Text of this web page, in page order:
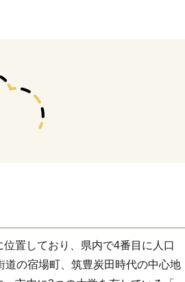
置しており、県内で4番目に人口
道の宿場町、筑豊炭田時代の中心地